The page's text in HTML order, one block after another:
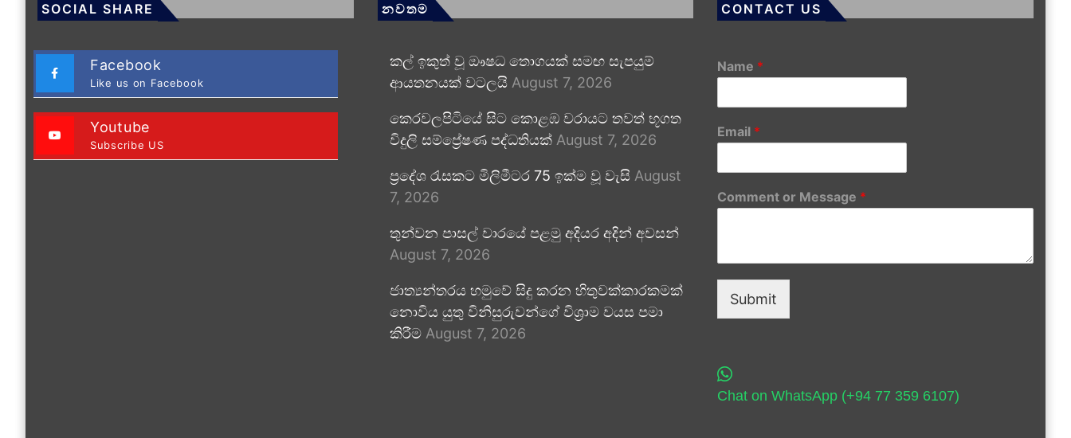
SOCIAL SHARE
Facebook
Like us on Facebook
Youtube
Subscribe US
නවතම
කල් ඉකුත් වූ ඖෂධ තොගයක් සමඟ සැපයුම්
ආයතනයක් වටලයි August 7, 2026
කෙරවලපිටියේ සිට කොළඹ වරායට තවත් භූගත
විදුලි සම්ප්‍රේෂණ පද්ධතියක් August 7, 2026
ප්‍රදේශ රැසකට මිලිමීටර 75 ඉක්ම වූ වැසි August
7, 2026
තුන්වන පාසල් වාරයේ පළමු අදියර අදින් අවසන්
August 7, 2026
ජාත්‍යන්තරය හමුවේ සිදු කරන හිතුවක්කාරකමක්
නොවිය යුතු විනිසුරුවන්ගේ විශ්‍රාම වයස පමා
කිරීම August 7, 2026
CONTACT US
Name *
Email *
Comment or Message *
Submit
Chat on WhatsApp (+94 77 359 6107)